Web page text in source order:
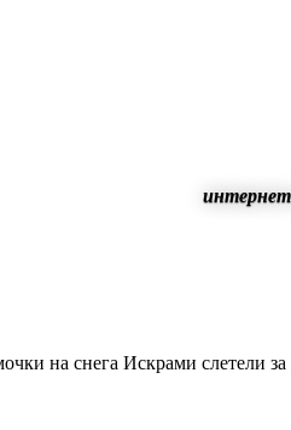
на снега Искрами слетели за